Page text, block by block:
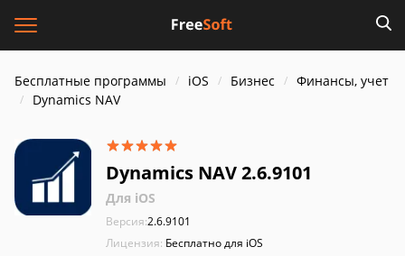
Бесплатные программы iOS Бизнес
Финансы, учет
Dynamics NAV
Dynamics NAV 2.6.9101
Для iOS
Версия:2.6.9101
Лицензия: Бесплатно для iOS